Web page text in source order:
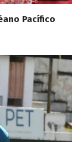
Pacífico